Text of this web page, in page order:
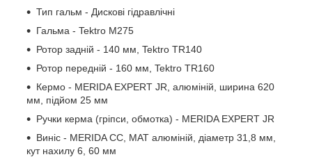
Тип гальм - Дискові гідравлічні
Гальма - Tektro M275
Ротор задній - 140 мм, Tektro TR140
Ротор передній - 160 мм, Tektro TR160
Кермо - MERIDA EXPERT JR, алюміній, ширина 620
мм, підйом 25 мм
Ручки керма (гріпси, обмотка) - MERIDA EXPERT JR
Виніс - MERIDA CC, МАТ алюміній, діаметр 31,8 мм,
кут нахилу 6, 60 мм